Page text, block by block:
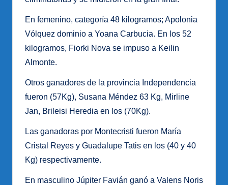
En femenino, categoría 48 kilogramos; Apolonia
Vólquez dominio a Yoana Carbucia. En los 52
kilogramos, Fiorki Nova se impuso a Keilin
Almonte.
Otros ganadores de la provincia Independencia
fueron (57Kg), Susana Méndez 63 Kg, Mirline
Jan, Brileisi Heredia en los (70Kg).
Las ganadoras por Montecristi fueron María
Cristal Reyes y Guadalupe Tatis en los (40 y 40
Kg) respectivamente.
En masculino Júpiter Favián ganó a Valens Noris